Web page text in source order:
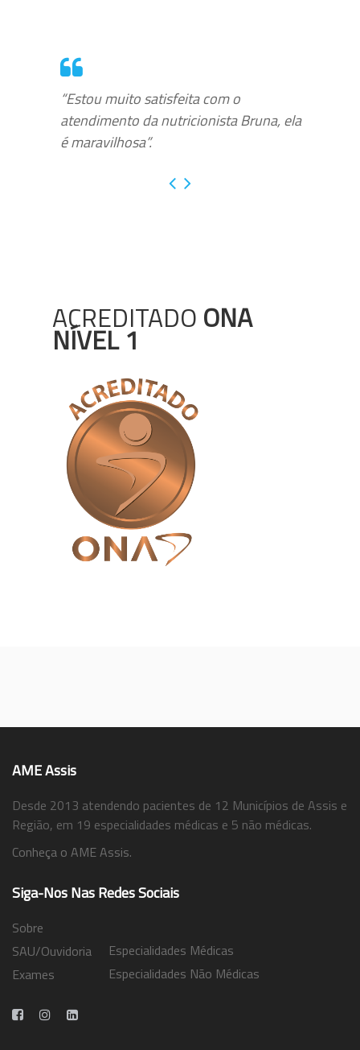
“Estou muito satisfeita com o
atendimento da nutricionista Bruna, ela
é maravilhosa”.
ACREDITADO ONA
NÍVEL 1
AME Assis
Desde 2013 atendendo pacientes de 12 Municípios de Assis e
Região, em 19 especialidades médicas e 5 não médicas.
Conheça o AME Assis.
Siga-Nos Nas Redes Sociais
Sobre
SAU/Ouvidoria
Exames
Especialidades Médicas
Especialidades Não Médicas